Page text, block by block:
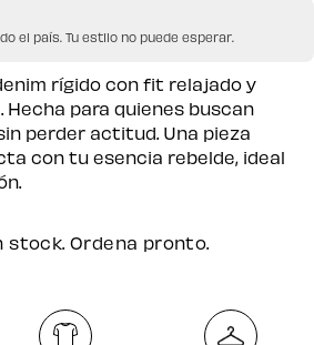
el país. Tu estilo no puede esperar.
rígido con fit relajado y
para quienes buscan
perder actitud. Una pieza
con tu esencia rebelde, ideal
stock. Ordena pronto.